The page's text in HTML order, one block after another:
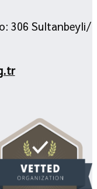
306 Sultanbeyli/